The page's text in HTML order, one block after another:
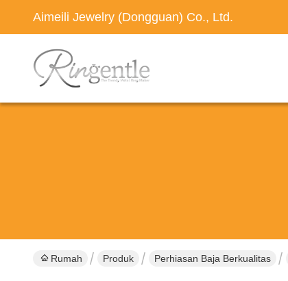
Aimeili Jewelry (Dongguan) Co., Ltd.
Rumah Produk Perhiasan Baja Berkualitas